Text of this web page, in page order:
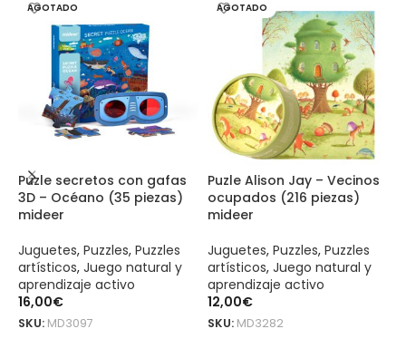
AGOTADO
Puzle secretos con gafas
3D – Océano (35 piezas)
mideer
Juguetes, Puzzles, Puzzles
artísticos, Juego natural y
aprendizaje activo
16,00€
SKU: MD3097
AGOTADO
Puzle Alison Jay – Vecinos
ocupados (216 piezas)
mideer
Juguetes, Puzzles, Puzzles
artísticos, Juego natural y
aprendizaje activo
12,00€
SKU: MD3282